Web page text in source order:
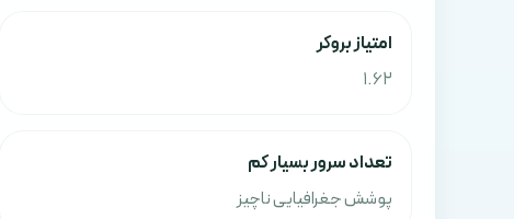
امتياز بروکر
1.62
تعداد سرور بسیار کم
پوشش جغرافیایی ناچیز